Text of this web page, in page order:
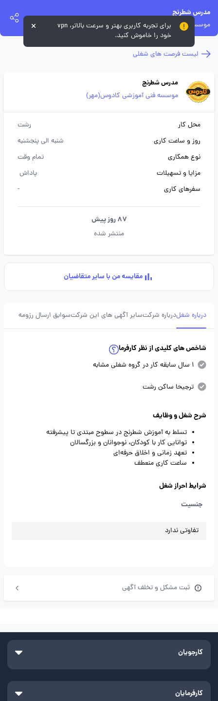
مدرس شطرنج
موسسه فنی آموزشی کادوس(مهر)
لیست فرصت های شغلی
مدرس شطرنج
موسسه فنی آموزشی کادوس(مهر)
محل کار
رشت
روز و ساعت کاری
شنبه الی پنجشنبه
نوع همکاری
تمام وقت
مزایا و تسهیلات
پاداش
سفرهای کاری
-
87 روز پیش
منتشر شده
مقایسه من با سایر متقاضیان
درباره شغلدرباره شرکتسایر آگهی های این شرکتسوابق ارسال رزومه
شاخص های کلیدی از نظر کارفرما
1 سال سابقه کار در گروه شغلی مشابه
ترجیحا ساکن رشت
شرح شغل و وظایف
تسلط به آموزش شطرنج در سطوح مبتدی تا پیشرفته
توانایی کار با کودکان، نوجوانان و بزرگسالان
تعهد زمانی و اخلاق حرفه‌ای
ساعت کاری منعطف
شرایط احراز شغل
جنسیت
تفاوتی ندارد
ثبت مشکل و تخلف آگهی
کارجویان
کارفرمایان
برای تجربه کاربری بهتر و سرعت بالاتر، vpn
خود را خاموش کنید.